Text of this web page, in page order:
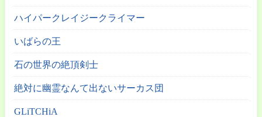
ハイパークレイジークライマー
いばらの王
石の世界の絶頂剣士
絶対に幽霊なんて出ないサーカス団
GLiTCHiA